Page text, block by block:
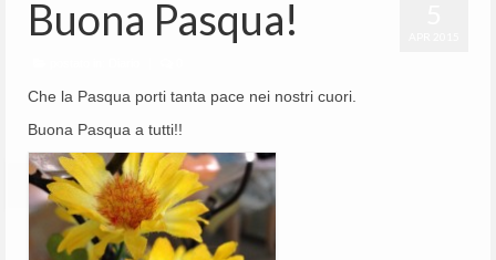
Chi è SimonB
Altre Pubblicazioni
il Diario
Contatti
Buona Pasqua!
Che la Pasqua porti tanta pace nei nostri cuori.
Buona Pasqua a tutti!!